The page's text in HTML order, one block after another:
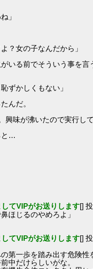
」
？女の子なんだから」
いる前でそういう事を言
ずかしくもない」
んだ。
興味が沸いたので実行し
と…
てVIPがお送りします[]
ほじるのやめろよ」
てVIPがお送りします[]
第一歩を踏み出す危険性
中だけらしいがな。